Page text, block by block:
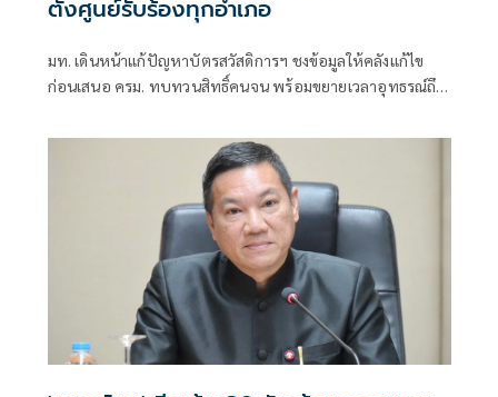
ตั้งศูนย์รับร้องทุกอำเภอ
มท. เดินหน้าแก้ปัญหาบัตรสวัสดิการฯ ชงข้อมูลให้คลังแก้ไข
ก่อนเสนอ ครม. ทบทวนสิทธิ์คนจน พร้อมขยายเวลาอุทธรณ์ถึง
บริษัท- รับจ้าง-บัญชีม้า